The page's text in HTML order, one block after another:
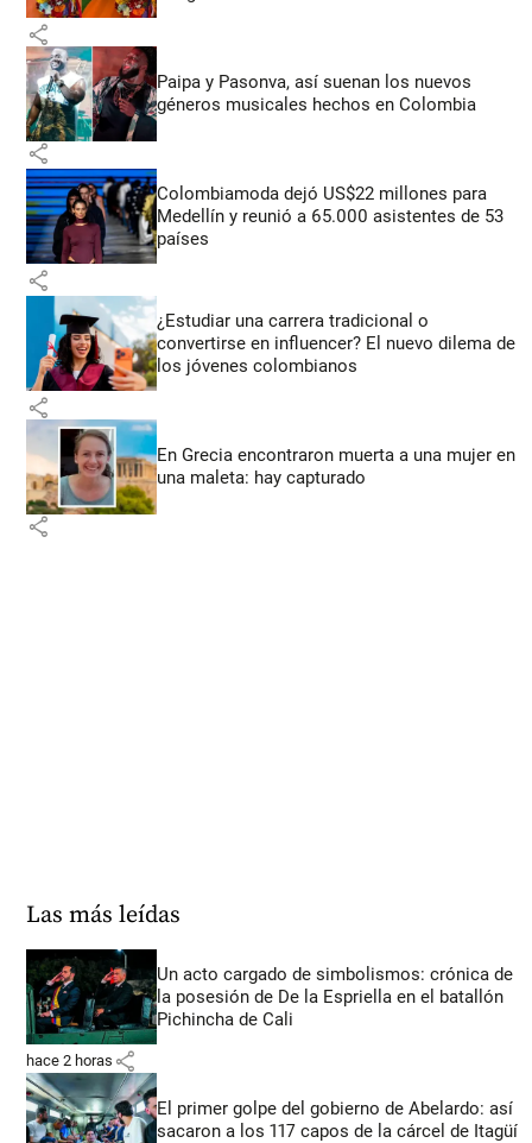
share
Paipa y Pasonva, así suenan los nuevos
géneros musicales hechos en Colombia
share
Colombiamoda dejó US$22 millones para
Medellín y reunió a 65.000 asistentes de 53
países
share
¿Estudiar una carrera tradicional o
convertirse en influencer? El nuevo dilema de
los jóvenes colombianos
share
En Grecia encontraron muerta a una mujer en
una maleta: hay capturado
share
Las más leídas
Un acto cargado de simbolismos: crónica de
la posesión de De la Espriella en el batallón
Pichincha de Cali
hace 2 horas share
El primer golpe del gobierno de Abelardo: así
sacaron a los 117 capos de la cárcel de Itagüí